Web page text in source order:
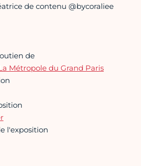
de contenu @bycoraliee
de
Métropole du Grand Paris
l'exposition